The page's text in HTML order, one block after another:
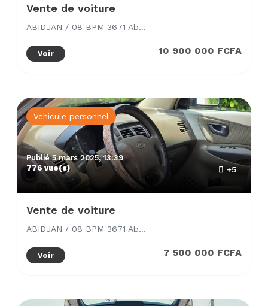
Vente de voiture
ABIDJAN / 08 BPM 3671 Abidjan 08
Voir 10 900 000 FCFA
Publié 5 mars 2025, 13:39
776 vue(s)
Véhicule personnel
+5
Vente de voiture
ABIDJAN / 08 BPM 3671 Abidjan 08
Voir 7 500 000 FCFA